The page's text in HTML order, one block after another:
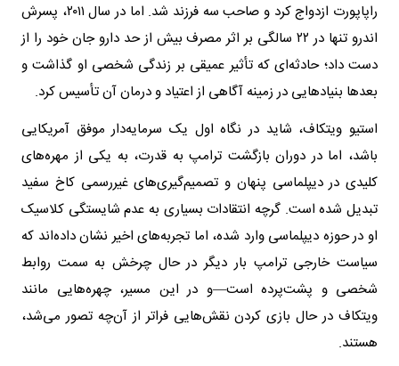
راپاپورت ازدواج کرد و صاحب سه فرزند شد. اما در سال ۲۰۱۱، پسرش
اندرو تنها در ۲۲ سالگی بر اثر مصرف بیش از حد دارو جان خود را از
دست داد؛ حادثه‌ای که تأثیر عمیقی بر زندگی شخصی او گذاشت و
بعدها بنیادهایی در زمینه آگاهی از اعتیاد و درمان آن تأسیس کرد.
استیو ویتکاف، شاید در نگاه اول یک سرمایه‌دار موفق آمریکایی
باشد، اما در دوران بازگشت ترامپ به قدرت، به یکی از مهره‌های
کلیدی در دیپلماسی پنهان و تصمیم‌گیری‌های غیررسمی کاخ سفید
تبدیل شده است. گرچه انتقادات بسیاری به عدم شایستگی کلاسیک
او در حوزه دیپلماسی وارد شده، اما تجربه‌های اخیر نشان داده‌اند که
سیاست خارجی ترامپ بار دیگر در حال چرخش به سمت روابط
شخصی و پشت‌پرده است—و در این مسیر، چهره‌هایی مانند
ویتکاف در حال بازی کردن نقش‌هایی فراتر از آن‌چه تصور می‌شد،
هستند.